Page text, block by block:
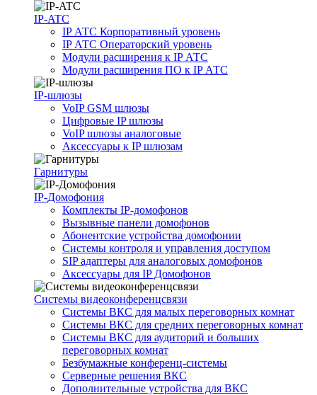
IP-ATC
IP АТС Корпоративный уровень
IP АТС Операторский уровень
Модули расширения к IP АТС
Модули расширения ПО к IP АТС
IP-шлюзы
VoIP GSM шлюзы
Цифровые IP шлюзы
VoIP шлюзы аналоговые
Аксессуары к IP шлюзам
Гарнитуры
IP-Домофония
Комплекты IP-домофонов
Вызывные панели домофонов
Абонентские устройства домофонии
Системы контроля и управления доступом
SIP адаптеры для аналоговых домофонов
Аксессуары для IP Домофонов
Системы видеоконференцсвязи
Системы ВКС для малых переговорных комнат
Системы ВКС для средних переговорных комнат
Системы ВКС для аудиторий и больших
переговорных комнат
Безбумажные конференц-системы
Серверные решения ВКС
Дополнительные устройства для ВКС